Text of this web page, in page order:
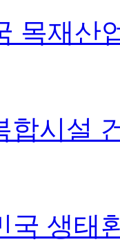
목재산
합시설
국 생태